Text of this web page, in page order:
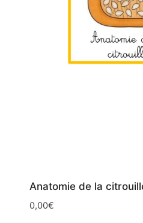
Anatomie de la
0,00€